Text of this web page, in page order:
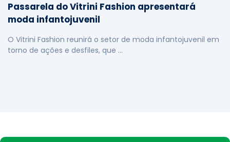
Passarela do Vitrini Fashion apresentará
moda infantojuvenil
O Vitrini Fashion reunirá o setor de moda infantojuvenil em
torno de ações e desfiles, que …